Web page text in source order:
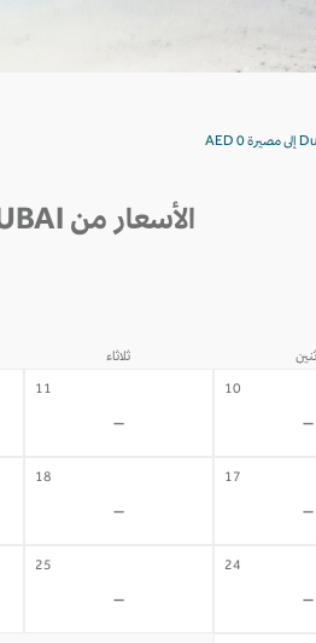
الأسعار من DUBAI إلى مصيرة خلال 30 يوم القادمة
ثلاثاء
10
-
11
-
17
-
18
-
24
-
25
-